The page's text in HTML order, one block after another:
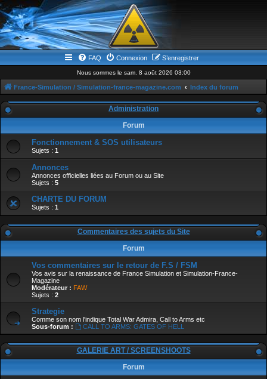
FAQ Connexion S’enregistrer
Nous sommes le sam. 8 août 2026 03:00
France-Simulation / Simulation-france-magazine.com Index du forum
Administration
Forum
Fonctionnement & SOS utilisateurs
Sujets : 1
Annonces
Annonces officielles liées au Forum ou au Site
Sujets : 5
CHARTE DU FORUM
Sujets : 1
Commentaires des sujets du Site
Forum
Vos commentaires sur le retour de F.S / FSM
Vos avis sur la renaissance de France Simulation et Simulation-France-
Magazine
Modérateur : FAW
Sujets : 2
Strategie
Comme son nom l'indique Total War Admira, Call to Arms etc
Sous-forum :
CALL TO ARMS: GATES OF HELL
GALERIE ART / SCREENSHOOTS
Forum